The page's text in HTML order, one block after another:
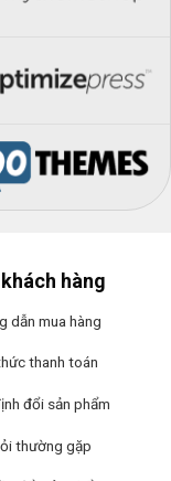
hàng
dẫn mua hàng
thanh toán
đổi sản phẩm
thường gặp